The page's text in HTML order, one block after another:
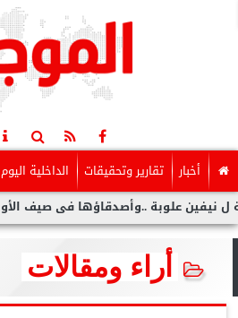
أخبار تقارير وتحقيقات الداخلية اليوم
..وأصدقاؤها فى صيف الأوبرا 2026
أراء ومقالات